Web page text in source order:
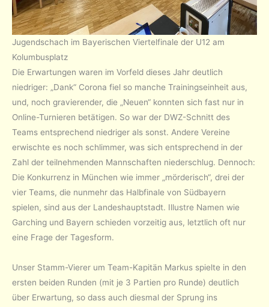
Jugendschach im Bayerischen Viertelfinale der U12 am
Kolumbusplatz
Die Erwartungen waren im Vorfeld dieses Jahr deutlich
niedriger: „Dank“ Corona fiel so manche Trainingseinheit aus,
und, noch gravierender, die „Neuen“ konnten sich fast nur in
Online-Turnieren betätigen. So war der DWZ-Schnitt des
Teams entsprechend niedriger als sonst. Andere Vereine
erwischte es noch schlimmer, was sich entsprechend in der
Zahl der teilnehmenden Mannschaften niederschlug. Dennoch:
Die Konkurrenz in München wie immer „mörderisch“, drei der
vier Teams, die nunmehr das Halbfinale von Südbayern
spielen, sind aus der Landeshauptstadt. Illustre Namen wie
Garching und Bayern schieden vorzeitig aus, letztlich oft nur
eine Frage der Tagesform.
Unser Stamm-Vierer um Team-Kapitän Markus spielte in den
ersten beiden Runden (mit je 3 Partien pro Runde) deutlich
über Erwartung, so dass auch diesmal der Sprung ins